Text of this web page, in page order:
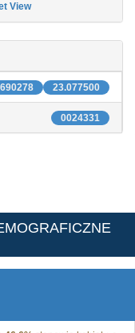
View
23.077500
0024331